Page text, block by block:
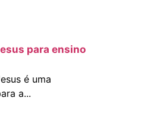
para ensino
é uma
a...